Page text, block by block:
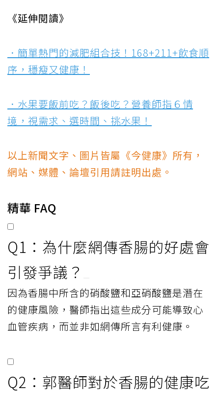
《延伸閱讀》
．簡單熱門的減肥組合技！168+211+飲食順
序，穩瘦又健康！
．水果要飯前吃？飯後吃？營養師指６情
境，視需求、選時間、挑水果！
以上新聞文字、圖片皆屬《今健康》所有，
網站、媒體、論壇引用請註明出處。
精華 FAQ
Q1：為什麼網傳香腸的好處會
引發爭議？
因為香腸中所含的硝酸鹽和亞硝酸鹽是潛在
的健康風險，醫師指出這些成分可能導致心
血管疾病，而並非如網傳所言有利健康。
Q2：郭醫師對於香腸的健康吃